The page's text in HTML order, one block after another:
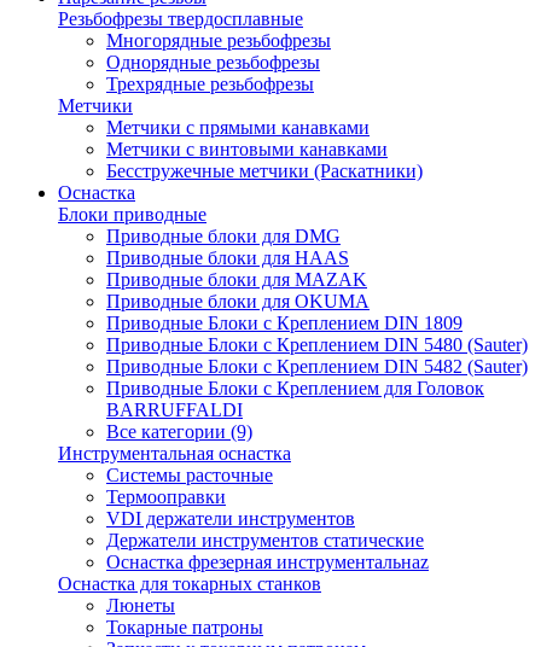
Резьбофрезы твердосплавные
Многорядные резьбофрезы
Однорядные резьбофрезы
Трехрядные резьбофрезы
Метчики
Метчики с прямыми канавками
Метчики с винтовыми канавками
Бесстружечные метчики (Раскатники)
Оснастка
Блоки приводные
Приводные блоки для DMG
Приводные блоки для HAAS
Приводные блоки для MAZAK
Приводные блоки для OKUMA
Приводные Блоки с Креплением DIN 1809
Приводные Блоки с Креплением DIN 5480 (Sauter)
Приводные Блоки с Креплением DIN 5482 (Sauter)
Приводные Блоки с Креплением для Головок
BARRUFFALDI
Все категории (9)
Инструментальная оснастка
Системы расточные
Термооправки
VDI держатели инструментов
Держатели инструментов статические
Оснастка фрезерная инструментальнаz
Оснастка для токарных станков
Люнеты
Токарные патроны